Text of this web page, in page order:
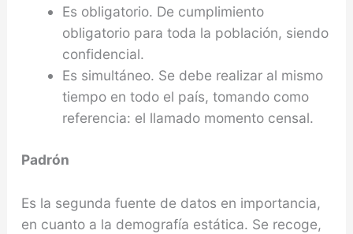
Es obligatorio. De cumplimiento
obligatorio para toda la población, siendo
confidencial.
Es simultáneo. Se debe realizar al mismo
tiempo en todo el país, tomando como
referencia: el llamado momento censal.
Padrón
Es la segunda fuente de datos en importancia,
en cuanto a la demografía estática. Se recoge,